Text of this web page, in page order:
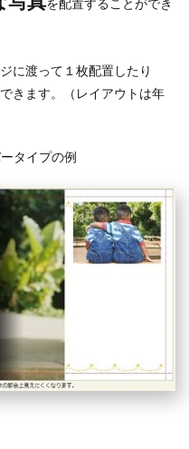
を配置することができ
に渡って１枚配置したり
きます。（レイアウトは年
タイプの例